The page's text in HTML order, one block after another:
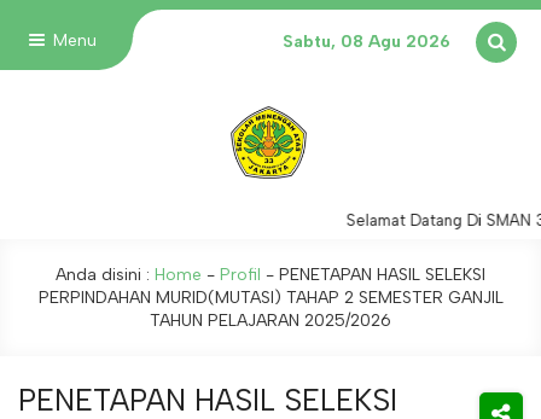
Menu Sabtu, 08 Agu 2026
Selamat Datang Di SMAN
Anda disini : Home - Profil - PENETAPAN HASIL SELEKSI
PERPINDAHAN MURID(MUTASI) TAHAP 2 SEMESTER GANJIL
TAHUN PELAJARAN 2025/2026
PENETAPAN HASIL SELEKSI